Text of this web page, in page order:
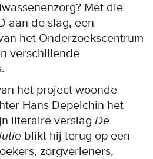
Met die
aan de slag, een
het Onderzoekscentrum
verschillende
het project woonde
Hans Depelchin het
literaire verslag De
blikt hij terug op een
zorgverleners,